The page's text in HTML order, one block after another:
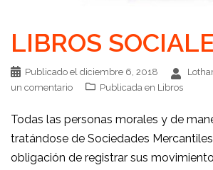
LIBROS
Publicado el diciembre 6, 2018
un comentario
Publicada en Libros
Todas las personas morales y de
tratándose de Sociedades
obligación de registrar sus